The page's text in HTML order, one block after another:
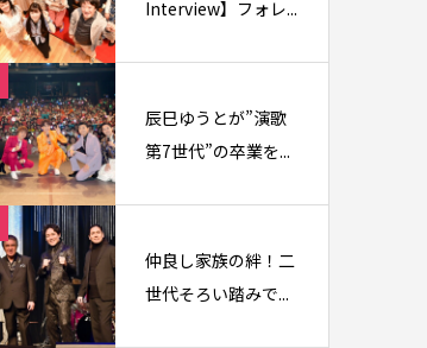
Interview】フォレ...
辰巳ゆうとが”演歌
第7世代”の卒業を...
仲良し家族の絆！二
世代そろい踏みで...